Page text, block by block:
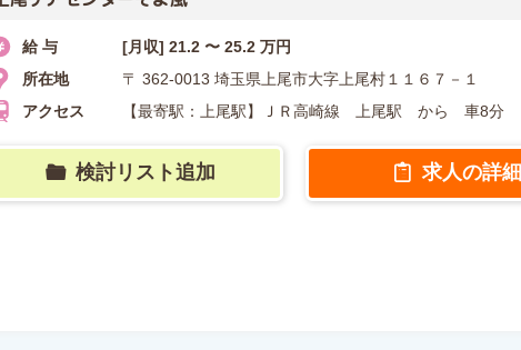
給 与
[月収] 21.2 〜 25.2 万円
所在地
〒 362-0013 埼玉県上尾市大字上尾村１１６７－１
アクセス
【最寄駅：上尾駅】ＪＲ高崎線 上尾駅 から 車8分
検討リスト追加 求人の詳細